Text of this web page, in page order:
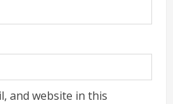
and website in this